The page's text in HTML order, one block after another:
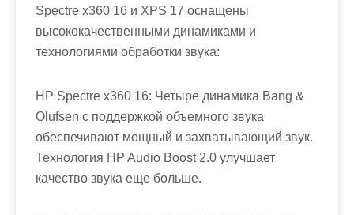
Spectre x360 16 и XPS 17 оснащены
высококачественными динамиками и
технологиями обработки звука:
HP Spectre x360 16: Четыре динамика Bang &
Olufsen с поддержкой объемного звука
обеспечивают мощный и захватывающий звук.
Технология HP Audio Boost 2.0 улучшает
качество звука еще больше.